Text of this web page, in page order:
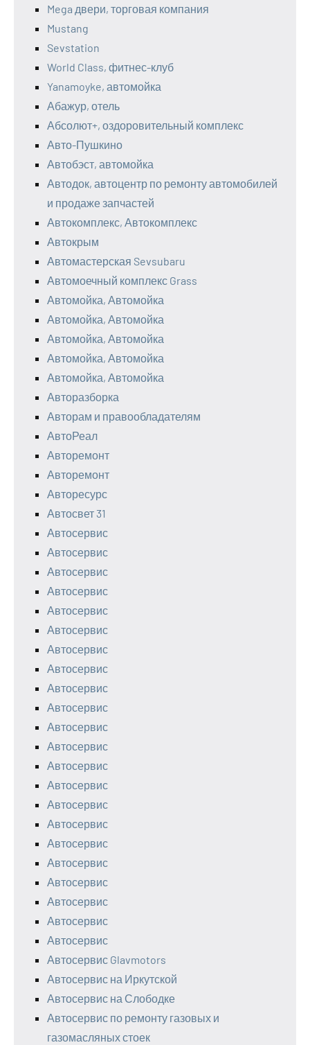
Mega двери, торговая компания
Mustang
Sevstation
World Class, фитнес-клуб
Yanamoyke, автомойка
Абажур, отель
Абсолют+, оздоровительный комплекс
Авто-Пушкино
Автобэст, автомойка
Автодок, автоцентр по ремонту автомобилей
и продаже запчастей
Автокомплекс, Автокомплекс
Автокрым
Автомастерская Sevsubaru
Автомоечный комплекс Grass
Автомойка, Автомойка
Автомойка, Автомойка
Автомойка, Автомойка
Автомойка, Автомойка
Автомойка, Автомойка
Авторазборка
Авторам и правообладателям
АвтоРеал
Авторемонт
Авторемонт
Авторесурс
Автосвет 31
Автосервис
Автосервис
Автосервис
Автосервис
Автосервис
Автосервис
Автосервис
Автосервис
Автосервис
Автосервис
Автосервис
Автосервис
Автосервис
Автосервис
Автосервис
Автосервис
Автосервис
Автосервис
Автосервис
Автосервис
Автосервис
Автосервис
Автосервис Glavmotors
Автосервис на Иркутской
Автосервис на Слободке
Автосервис по ремонту газовых и
газомасляных стоек